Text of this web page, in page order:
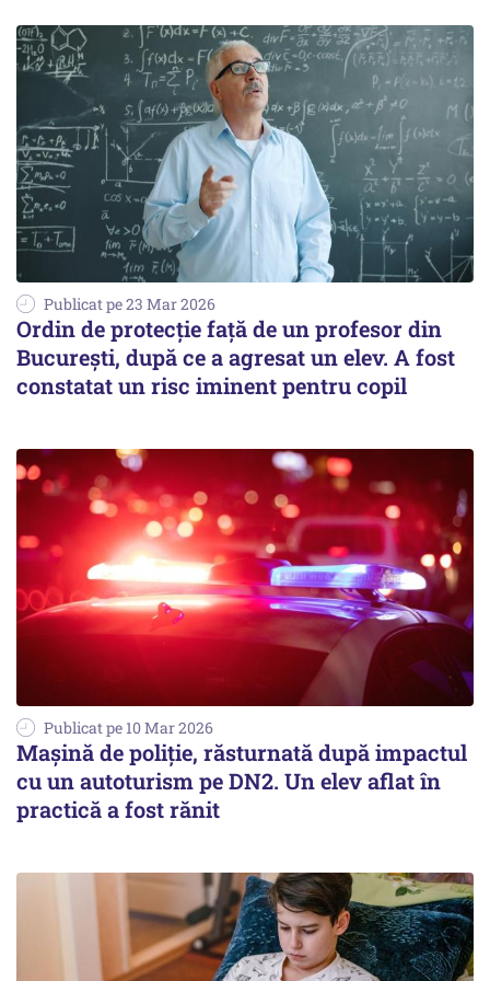
Publicat pe 23 Mar 2026
Ordin de protecție față de un profesor din
București, după ce a agresat un elev. A fost
constatat un risc iminent pentru copil
Publicat pe 10 Mar 2026
Maşină de poliţie, răsturnată după impactul
cu un autoturism pe DN2. Un elev aflat în
practică a fost rănit